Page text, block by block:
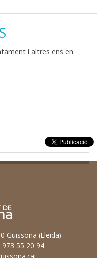
i altres ens en
Guissona (Lleida)
55 20 94